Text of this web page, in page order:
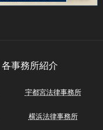
各事務所紹介
宇都宮法律事務所
横浜法律事務所